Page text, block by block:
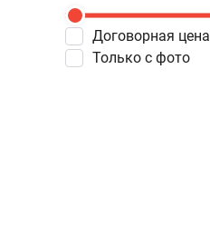
Договорная цена
Только с фото